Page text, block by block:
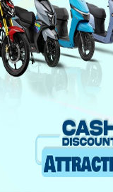
धनुषाका
सानिआमा
गर्थे ।
छ ।